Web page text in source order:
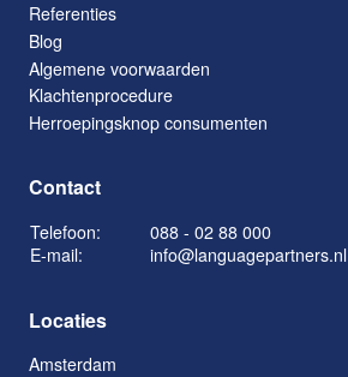
Referenties
Blog
Algemene voorwaarden
Klachtenprocedure
Herroepingsknop consumenten
Contact
Telefoon:
088 - 02 88 000
E-mail:
info@languagepartners.nl
Locaties
Amsterdam